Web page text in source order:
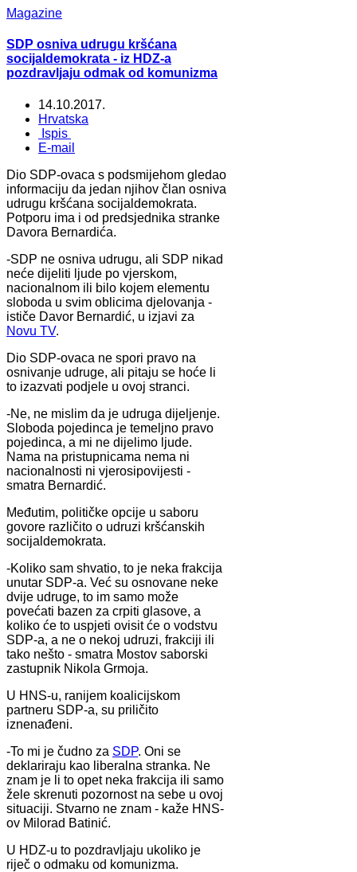
Magazine
SDP osniva udrugu kršćana
socijaldemokrata - iz HDZ-a
pozdravljaju odmak od komunizma
14.10.2017.
Hrvatska
Ispis
E-mail
Dio SDP-ovaca s podsmijehom gledao
informaciju da jedan njihov član osniva
udrugu kršćana socijaldemokrata.
Potporu ima i od predsjednika stranke
Davora Bernardića.
-SDP ne osniva udrugu, ali SDP nikad
neće dijeliti ljude po vjerskom,
nacionalnom ili bilo kojem elementu
sloboda u svim oblicima djelovanja -
ističe Davor Bernardić, u izjavi za
Novu TV.
Dio SDP-ovaca ne spori pravo na
osnivanje udruge, ali pitaju se hoće li
to izazvati podjele u ovoj stranci.
-Ne, ne mislim da je udruga dijeljenje.
Sloboda pojedinca je temeljno pravo
pojedinca, a mi ne dijelimo ljude.
Nama na pristupnicama nema ni
nacionalnosti ni vjerosipovijesti -
smatra Bernardić.
Međutim, političke opcije u saboru
govore različito o udruzi kršćanskih
socijaldemokrata.
-Koliko sam shvatio, to je neka frakcija
unutar SDP-a. Već su osnovane neke
dvije udruge, to im samo može
povećati bazen za crpiti glasove, a
koliko će to uspjeti ovisit će o vodstvu
SDP-a, a ne o nekoj udruzi, frakciji ili
tako nešto - smatra Mostov saborski
zastupnik Nikola Grmoja.
U HNS-u, ranijem koalicijskom
partneru SDP-a, su priličito
iznenađeni.
-To mi je čudno za SDP. Oni se
deklariraju kao liberalna stranka. Ne
znam je li to opet neka frakcija ili samo
žele skrenuti pozornost na sebe u ovoj
situaciji. Stvarno ne znam - kaže HNS-
ov Milorad Batinić.
U HDZ-u to pozdravljaju ukoliko je
riječ o odmaku od komunizma.